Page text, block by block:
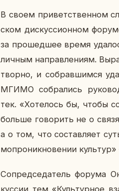
В своем при­вет­ствен­ном
ском дис­кус­си­он­ном
за про­шед­шее время
лич­ным на­прав­ле­ни­ям.
твор­но, и со­брав­шим­ся
МГИМО со­бра­лись
тек. «Хо­те­лось бы, чтобы
больше го­во­рить не о
а о том, что со­став­ля­ет
мо­про­ник­но­ве­нии
Со­пред­се­да­тель форума